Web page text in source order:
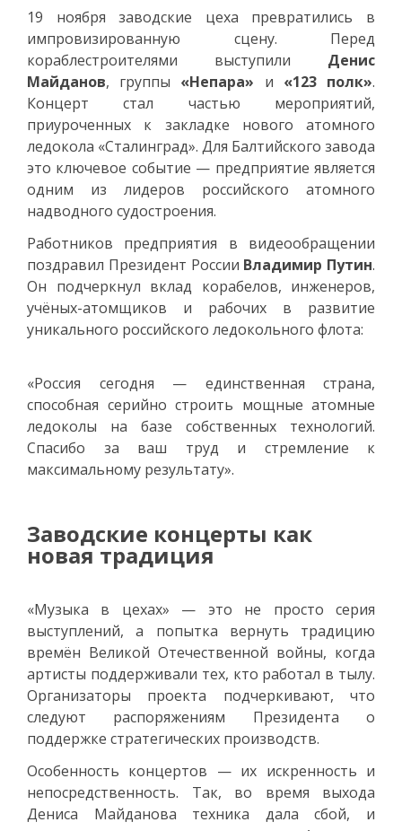
19 ноября заводские цеха превратились в
импровизированную сцену. Перед
кораблестроителями выступили Денис
Майданов, группы «Непара» и «123 полк».
Концерт стал частью мероприятий,
приуроченных к закладке нового атомного
ледокола «Сталинград». Для Балтийского завода
это ключевое событие — предприятие является
одним из лидеров российского атомного
надводного судостроения.
Работников предприятия в видеообращении
поздравил Президент России Владимир Путин.
Он подчеркнул вклад корабелов, инженеров,
учёных-атомщиков и рабочих в развитие
уникального российского ледокольного флота:
«Россия сегодня — единственная страна,
способная серийно строить мощные атомные
ледоколы на базе собственных технологий.
Спасибо за ваш труд и стремление к
максимальному результату».
Заводские концерты как
новая традиция
«Музыка в цехах» — это не просто серия
выступлений, а попытка вернуть традицию
времён Великой Отечественной войны, когда
артисты поддерживали тех, кто работал в тылу.
Организаторы проекта подчеркивают, что
следуют распоряжениям Президента о
поддержке стратегических производств.
Особенность концертов — их искренность и
непосредственность. Так, во время выхода
Дениса Майданова техника дала сбой, и